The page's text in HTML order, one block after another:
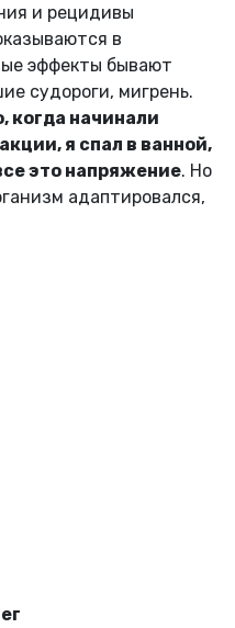
и рецидивы
в
эффекты бывают
судороги, мигрень.
когда начинали
я спал в ванной,
это напряжение. Но
адаптировался,